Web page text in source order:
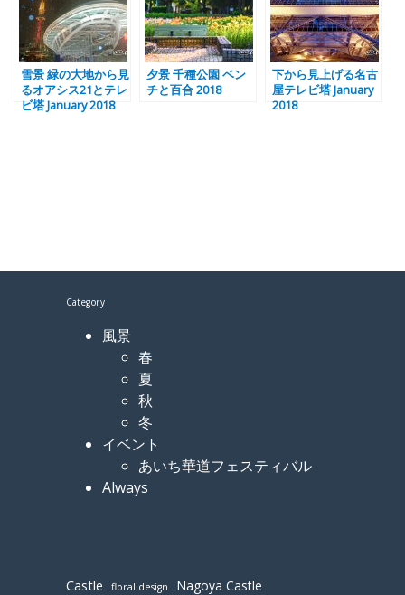
雪景 緑の大地から見
るオアシス21とテレ
ビ塔 January 2018
夕景 千種公園 ベン
チと百合 2018
下から見上げる名古
屋テレビ塔 January
2018
Category
風景
春
夏
秋
冬
イベント
あいち華道フェスティバル
Always
Castle floral design Nagoya Castle